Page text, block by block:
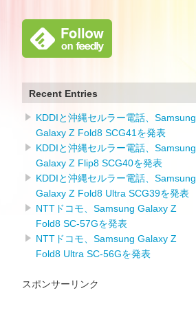
Recent Entries
KDDIと沖縄セルラー電話、Samsung
Galaxy Z Fold8 SCG41を発表
KDDIと沖縄セルラー電話、Samsung
Galaxy Z Flip8 SCG40を発表
KDDIと沖縄セルラー電話、Samsung
Galaxy Z Fold8 Ultra SCG39を発表
NTTドコモ、Samsung Galaxy Z
Fold8 SC-57Gを発表
NTTドコモ、Samsung Galaxy Z
Fold8 Ultra SC-56Gを発表
スポンサーリンク